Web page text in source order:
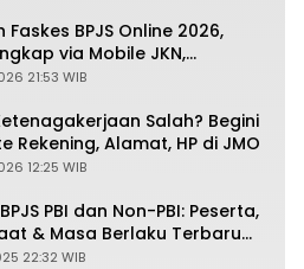
Faskes BPJS Online 2026,
via Mobile JKN,
Offiline Kantor Cabang
21:53 WIB
Salah? Begini
Rekening, Alamat, HP di JMO
12:25 WIB
PBI dan Non-PBI: Peserta,
& Masa Berlaku Terbaru
22:32 WIB